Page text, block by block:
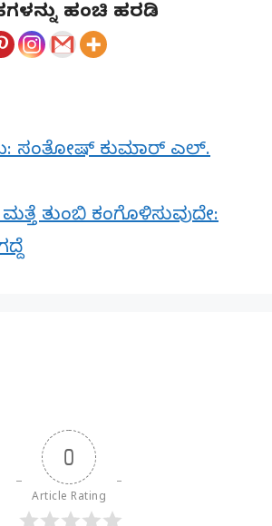
ಹಂಚಿ ಹರಡಿ
ಸಂತೋಷ್ ಕುಮಾರ್ ಎಲ್.
ತುಂಬಿ ಕಂಗೊಳಿಸುವುದೇ:
0
Article Rating